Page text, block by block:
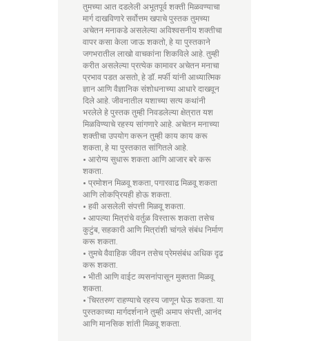
तुमच्या आत दडलेली अभूतपूर्व शक्ती मिळवण्याचा
मार्ग दाखविणारे सर्वोत्तम खपाचे पुस्तक तुमच्या
अचेतन मनाकडे असलेल्या अविश्वसनीय शक्तीचा
वापर कसा केला जाऊ शकतो, हे या पुस्तकाने
जगभरातील लाखो वाचकांना शिकविले आहे. तुम्ही
करीत असलेल्या प्रत्येक कामावर अचेतन मनाचा
प्रभाव पडत असतो, हे डॉ. मर्फी यांनी आध्यात्मिक
ज्ञान आणि वैज्ञानिक संशोधनाच्या आधारे दाखवून
दिले आहे. जीवनातील यशाच्या सत्य कथांनी
भरलेले हे पुस्तक तुम्ही निवडलेल्या क्षेत्रात यश
मिळविण्याचे रहस्य सांगणारे आहे. अचेतन मनाच्या
शक्तीचा उपयोग करून तुम्ही काय काय करू
शकता, हे या पुस्तकात सांगितले आहे.
• आरोग्य सुधारू शकता आणि आजार बरे करू
शकता.
• प्रमोशन मिळवू शकता, पगारवाढ मिळवू शकता
आणि लोकप्रियही होऊ शकता.
• हवी असलेली संपत्ती मिळवू शकता.
• आपल्या मित्रांचे वर्तुळ विस्तारू शकता तसेच
कुटुंब, सहकारी आणि मित्रांशी चांगले संबंध निर्माण
करू शकता.
• तुमचे वैवाहिक जीवन तसेच प्रेमसंबंध अधिक दृढ
करू शकता.
• भीती आणि वाईट व्यसनांपासून मुक्तता मिळवू
शकता.
• ‘चिरतरुण’ राहण्याचे रहस्य जाणून घेऊ शकता. या
पुस्तकाच्या मार्गदर्शनाने तुम्ही अमाप संपत्ती, आनंद
आणि मानसिक शांती मिळवू शकता.